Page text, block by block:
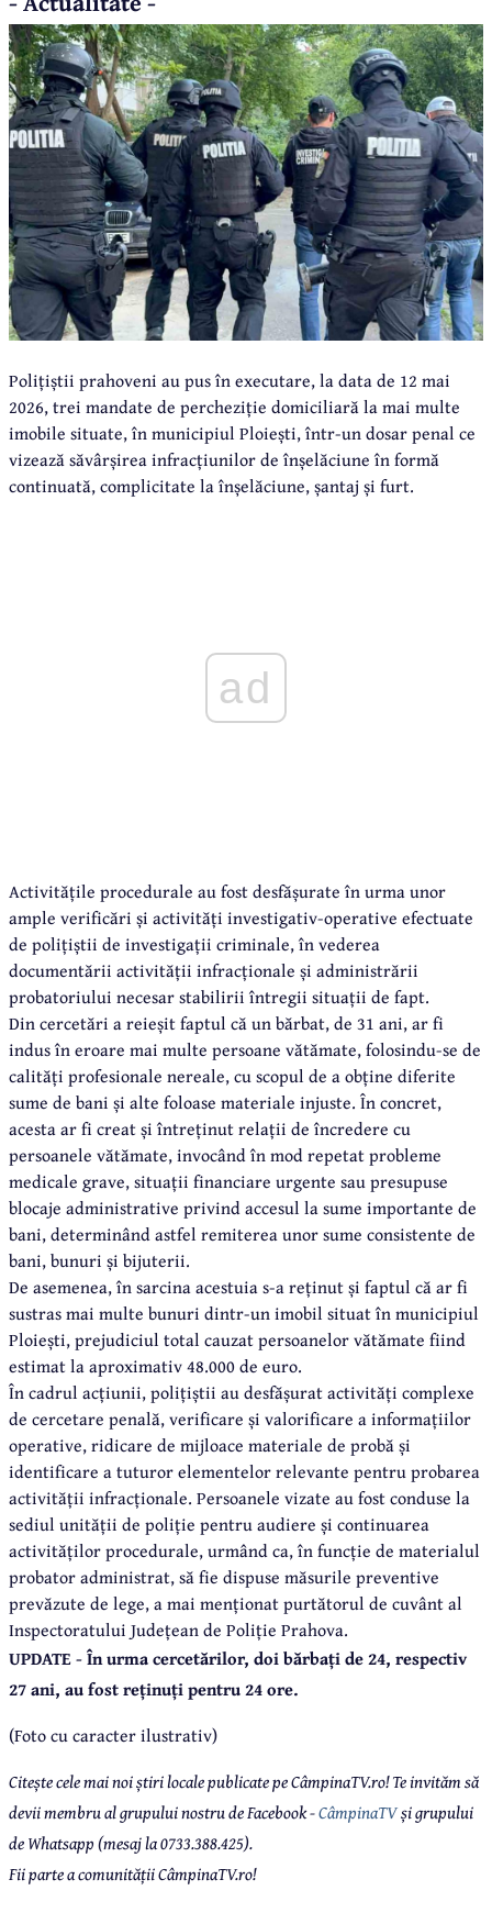
Polițiștii prahoveni au pus în executare, la data de 12 mai
2026, trei mandate de percheziție domiciliară la mai multe
imobile situate, în municipiul Ploiești, într-un dosar penal ce
vizează săvârșirea infracțiunilor de înșelăciune în formă
continuată, complicitate la înșelăciune, șantaj și furt.
ad
Activitățile procedurale au fost desfășurate în urma unor
ample verificări și activități investigativ-operative efectuate
de polițiștii de investigații criminale, în vederea
documentării activității infracționale și administrării
probatoriului necesar stabilirii întregii situații de fapt.
Din cercetări a reieșit faptul că un bărbat, de 31 ani, ar fi
indus în eroare mai multe persoane vătămate, folosindu-se de
calități profesionale nereale, cu scopul de a obține diferite
sume de bani și alte foloase materiale injuste. În concret,
acesta ar fi creat și întreținut relații de încredere cu
persoanele vătămate, invocând în mod repetat probleme
medicale grave, situații financiare urgente sau presupuse
blocaje administrative privind accesul la sume importante de
bani, determinând astfel remiterea unor sume consistente de
bani, bunuri și bijuterii.
De asemenea, în sarcina acestuia s-a reținut și faptul că ar fi
sustras mai multe bunuri dintr-un imobil situat în municipiul
Ploiești, prejudiciul total cauzat persoanelor vătămate fiind
estimat la aproximativ 48.000 de euro.
În cadrul acțiunii, polițiștii au desfășurat activități complexe
de cercetare penală, verificare și valorificare a informațiilor
operative, ridicare de mijloace materiale de probă și
identificare a tuturor elementelor relevante pentru probarea
activității infracționale. Persoanele vizate au fost conduse la
sediul unității de poliție pentru audiere și continuarea
activităților procedurale, urmând ca, în funcție de materialul
probator administrat, să fie dispuse măsurile preventive
prevăzute de lege, a mai menționat purtătorul de cuvânt al
Inspectoratului Județean de Poliție Prahova.
UPDATE - În urma cercetărilor, doi bărbați de 24, respectiv
27 ani, au fost reținuți pentru 24 ore.
(Foto cu caracter ilustrativ)
Citește cele mai noi știri locale publicate pe CâmpinaTV.ro! Te invităm să
devii membru al grupului nostru de Facebook -CâmpinaTVși grupului
de Whatsapp (mesaj la 0733.388.425).
Fii parte a comunității CâmpinaTV.ro!